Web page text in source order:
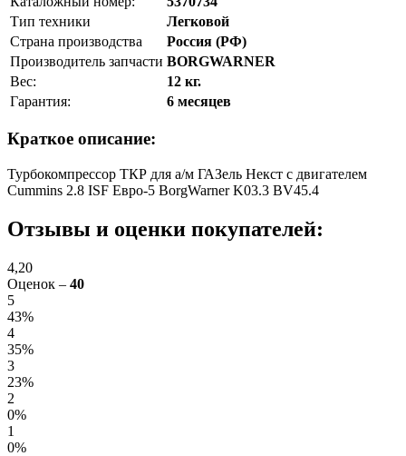
Тип техники
Легковой
Страна производства
Россия (РФ)
Производитель запчасти BORGWARNER
Вес:
12 кг.
Гарантия:
6 месяцев
Краткое описание:
Турбокомпрессор ТКР для а/м ГАЗель Некст с двигателем
Cummins 2.8 ISF Евро-5 BorgWarner K03.3 BV45.4
Отзывы и оценки покупателей:
4,20
Оценок – 40
5
43%
4
35%
3
23%
2
0%
1
0%